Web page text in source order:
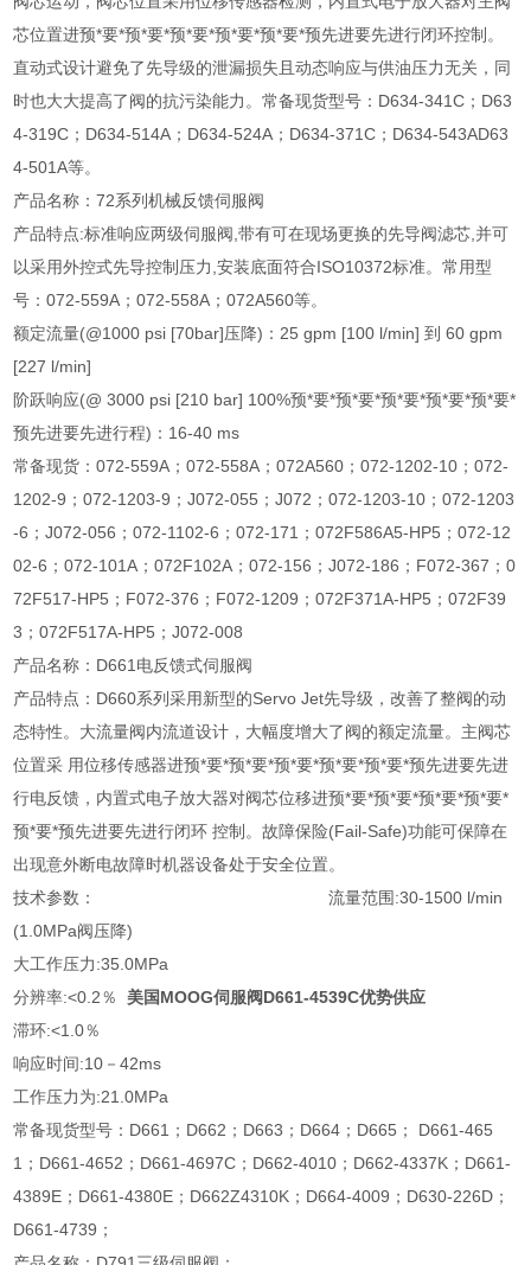
芯位置进预*要*预*要*预*要*预*要*预*要*预先进要先进行闭环控制。
直动式设计避免了先导级的泄漏损失且动态响应与供油压力无关，同
时也大大提高了阀的抗污染能力。常备现货型号：D634-341C；D63
4-319C；D634-514A；D634-524A；D634-371C；D634-543AD63
4-501A等。
产品名称：72系列机械反馈伺服阀
产品特点:标准响应两级伺服阀,带有可在现场更换的先导阀滤芯,并可
以采用外控式先导控制压力,安装底面符合ISO10372标准。常用型
号：072-559A；072-558A；072A560等。
额定流量(@1000 psi [70bar]压降)：25 gpm [100 l/min] 到 60 gpm
[227 l/min]
阶跃响应(@ 3000 psi [210 bar] 100%预*要*预*要*预*要*预*要*预*要*
预先进要先进行程)：16-40 ms
常备现货：072-559A；072-558A；072A560；072-1202-10；072-
1202-9；072-1203-9；J072-055；J072；072-1203-10；072-1203
-6；J072-056；072-1102-6；072-171；072F586A5-HP5；072-12
02-6；072-101A；072F102A；072-156；J072-186；F072-367；0
72F517-HP5；F072-376；F072-1209；072F371A-HP5；072F39
3；072F517A-HP5；J072-008
产品名称：D661电反馈式伺服阀
产品特点：D660系列采用新型的Servo Jet先导级，改善了整阀的动
态特性。大流量阀内流道设计，大幅度增大了阀的额定流量。主阀芯
位置采 用位移传感器进预*要*预*要*预*要*预*要*预*要*预先进要先进
行电反馈，内置式电子放大器对阀芯位移进预*要*预*要*预*要*预*要*
预*要*预先进要先进行闭环 控制。故障保险(Fail-Safe)功能可保障在
出现意外断电故障时机器设备处于安全位置。
技术参数： 流量范围:30-1500 l/min
(1.0MPa阀压降)
大工作压力:35.0MPa
分辨率:<0.2％
美国MOOG伺服阀D661-4539C优势供应
滞环:<1.0％
响应时间:10－42ms
工作压力为:21.0MPa
常备现货型号：D661；D662；D663；D664；D665； D661-465
1；D661-4652；D661-4697C；D662-4010；D662-4337K；D661-
4389E；D661-4380E；D662Z4310K；D664-4009；D630-226D；
D661-4739；